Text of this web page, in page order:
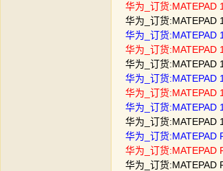
华为_订货
华为_订货
华为_订货
华为_订货
华为_订货
华为_订货
华为_订货
华为_订货
华为_订货
华为_订货
华为_订货
华为_订货